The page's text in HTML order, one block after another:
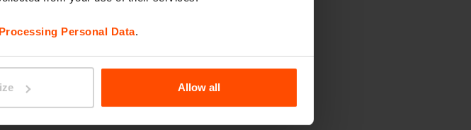
Personal Data.
Allow all
GEOMERE